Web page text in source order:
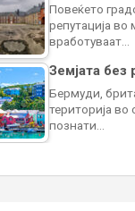
Повеќето
репутација во
вработуваат…
Земјата без
Бермуди,
територија во
познати…